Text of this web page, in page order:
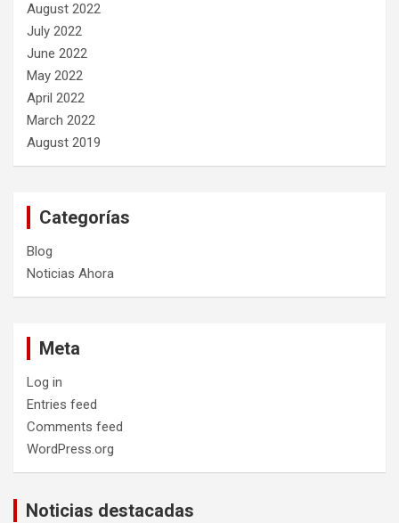
August 2022
July 2022
June 2022
May 2022
April 2022
March 2022
August 2019
Categorías
Blog
Noticias Ahora
Meta
Log in
Entries feed
Comments feed
WordPress.org
Noticias destacadas